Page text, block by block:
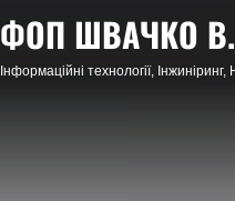
ФОП ШВАЧКО
Інформаційні технології,